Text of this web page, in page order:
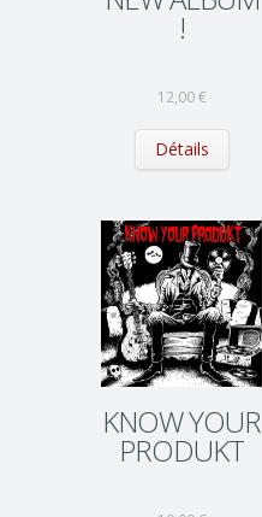
!
12,00€
Détails
KNOW YOUR
PRODUKT